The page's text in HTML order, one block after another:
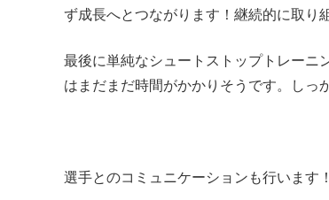
ず成長へとつながります！継続的に取り
最後に単純なシュートストップトレーニ
はまだまだ時間がかかりそうです。しっ
選手とのコミュニケーションも行います！